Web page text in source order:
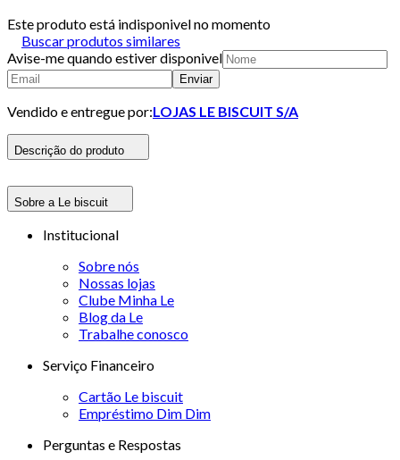
Este produto está indisponivel no momento
Buscar produtos similares
Avise-me quando estiver disponivel
Enviar
Vendido e entregue por:LOJAS LE BISCUIT S/A
Descrição do produto
Sobre a Le biscuit
Institucional
Sobre nós
Nossas lojas
Clube Minha Le
Blog da Le
Trabalhe conosco
Serviço Financeiro
Cartão Le biscuit
Empréstimo Dim Dim
Perguntas e Respostas